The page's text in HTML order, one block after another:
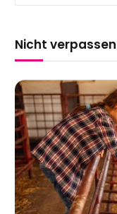
Nicht verpassen